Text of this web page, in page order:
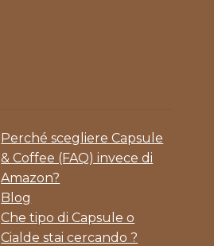
Perché scegliere Capsule
& Coffee (FAQ) invece di
Amazon?
Blog
Che tipo di Capsule o
Cialde stai cercando ?